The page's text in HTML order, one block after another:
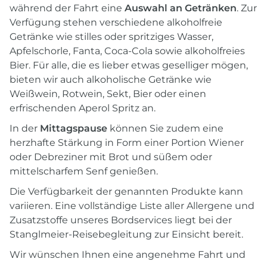
während der Fahrt eine Auswahl an Getränken. Zur
Verfügung stehen verschiedene alkoholfreie
Getränke wie stilles oder spritziges Wasser,
Apfelschorle, Fanta, Coca-Cola sowie alkoholfreies
Bier. Für alle, die es lieber etwas geselliger mögen,
bieten wir auch alkoholische Getränke wie
Weißwein, Rotwein, Sekt, Bier oder einen
erfrischenden Aperol Spritz an.
In der Mittagspause können Sie zudem eine
herzhafte Stärkung in Form einer Portion Wiener
oder Debreziner mit Brot und süßem oder
mittelscharfem Senf genießen.
Die Verfügbarkeit der genannten Produkte kann
variieren. Eine vollständige Liste aller Allergene und
Zusatzstoffe unseres Bordservices liegt bei der
Stanglmeier-Reisebegleitung zur Einsicht bereit.
Wir wünschen Ihnen eine angenehme Fahrt und